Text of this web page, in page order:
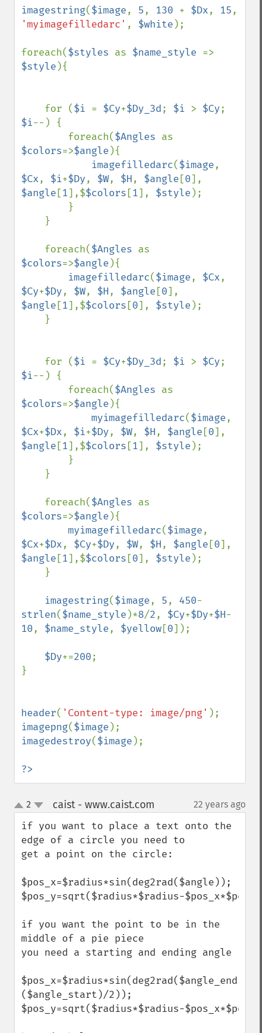
imagestring($image, 5, 130 + $Dx, 15
'myimagefilledarc' , $white );
foreach($styles as $name_style
$style ){
    for (
$i = $Cy+$Dy_3d; $i > $Cy
$i--) {
        foreach(
$Angles
$colors=>$angle ){
imagefilledarc($image
$Cx, $i+$Dy, $W, $H, $angle [0
$angle [1],$$colors [1], $style );
    foreach(
$Angles
$colors=>$angle ){
imagefilledarc($image, $Cx
$Cy+$Dy, $W, $H, $angle [0
$angle [1],$$colors [0], $style );
    for (
$i = $Cy+$Dy_3d; $i > $Cy
$i--) {
        foreach(
$Angles
$colors=>$angle ){
myimagefilledarc($image
$Cx+$Dx, $i+$Dy, $W, $H, $angle [0
$angle [1],$$colors [1], $style );
    foreach(
$Angles
$colors=>$angle ){
myimagefilledarc($image
$Cx+$Dx, $Cy+$Dy, $W, $H, $angle [0
$angle [1],$$colors [0], $style );
imagestring($image, 5, 450-
strlen($name_style )*8/2, $Cy+$Dy+$H-
10, $name_style, $yellow[0]);
$Dy+=200;
}
header( 'Content-type: image/png'
imagepng($image
imagedestroy($image );
?>
up
down
2 caist - www.caist.com 22 years ago
if you want to place a text onto the
edge of a circle you need to
get a point on the circle:
$pos_x=$radius*sin(deg2rad($angle));
$pos_y=sqrt($radius*$radius-
if you want the point to be in the
middle of a pie piece
you need a starting and ending angle
$pos_x=$radius*sin(deg2rad($angle_end-
($angle_start)/2));
$pos_y=sqrt($radius*$radius-